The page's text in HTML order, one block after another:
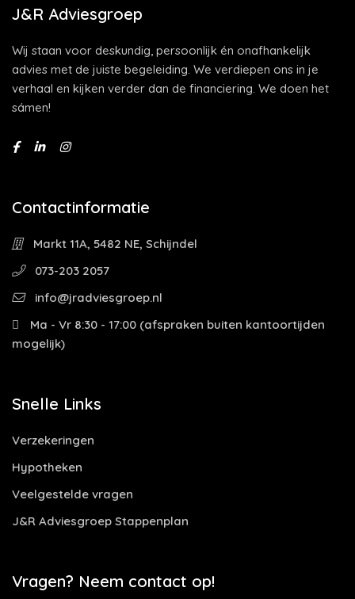
J&R Adviesgroep
Wij staan voor deskundig, persoonlijk én onafhankelijk
advies met de juiste begeleiding. We verdiepen ons in je
verhaal en kijken verder dan de financiering. We doen het
sámen!
Contactinformatie
Markt 11A, 5482 NE, Schijndel
073-203 2057
info@jradviesgroep.nl
Ma - Vr 8:30 - 17:00 (afspraken buiten kantoortijden
mogelijk)
Snelle Links
Verzekeringen
Hypotheken
Veelgestelde vragen
J&R Adviesgroep Stappenplan
Vragen? Neem contact op!